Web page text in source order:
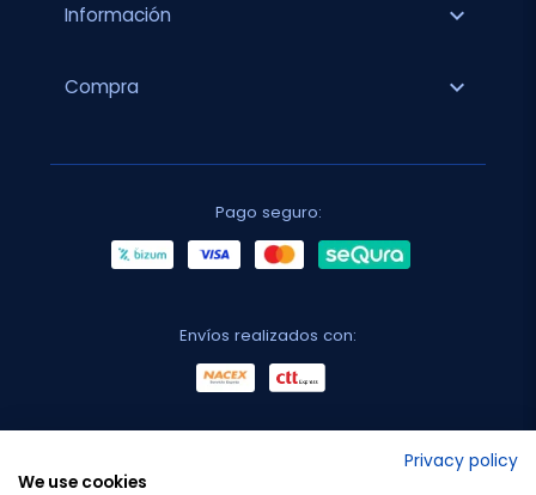
Información expand_more
Compra expand_more
Pago seguro:
Envíos realizados con:
Privacy policy
We use cookies